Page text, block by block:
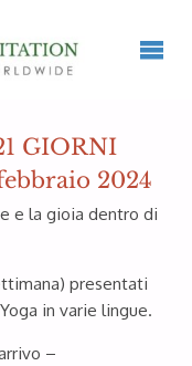
GIORNI
2024
e la gioia dentro di
presentati
in varie lingue.
–